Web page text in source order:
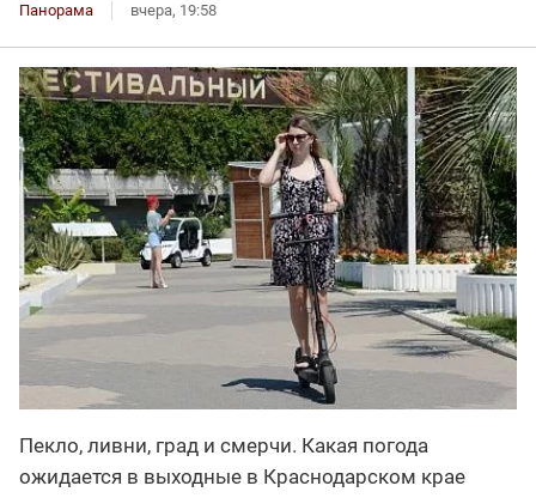
Панорама вчера, 19:58
Пекло, ливни, град и смерчи. Какая погода
ожидается в выходные в Краснодарском крае